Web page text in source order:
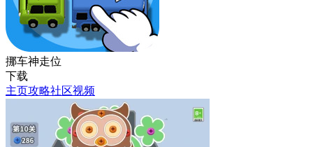
挪车神走位
下载
主页攻略社区视频